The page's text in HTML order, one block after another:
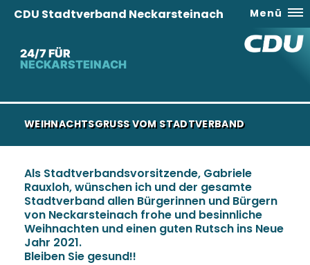
24/7 FÜR
NECKARSTEINACH
CDU Stadtverband Neckarsteinach Menü
WEIHNACHTSGRUSS VOM STADTVERBAND
Als Stadtverbandsvorsitzende, Gabriele
Rauxloh, wünschen ich und der gesamte
Stadtverband allen Bürgerinnen und Bürgern
von Neckarsteinach frohe und besinnliche
Weihnachten und einen guten Rutsch ins Neue
Jahr 2021.
Bleiben Sie gesund!!